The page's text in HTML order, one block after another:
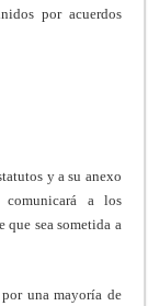
por acuerdos
y a su anexo
comunicará a los
que sea sometida a
una mayoría de